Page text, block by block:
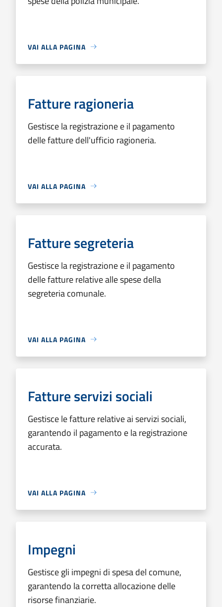
VAI ALLA PAGINA
Fatture ragioneria
Gestisce la registrazione e il pagamento
delle fatture dell'ufficio ragioneria.
VAI ALLA PAGINA
Fatture segreteria
Gestisce la registrazione e il pagamento
delle fatture relative alle spese della
segreteria comunale.
VAI ALLA PAGINA
Fatture servizi sociali
Gestisce le fatture relative ai servizi sociali,
garantendo il pagamento e la registrazione
accurata.
VAI ALLA PAGINA
Impegni
Gestisce gli impegni di spesa del comune,
garantendo la corretta allocazione delle
risorse finanziarie.